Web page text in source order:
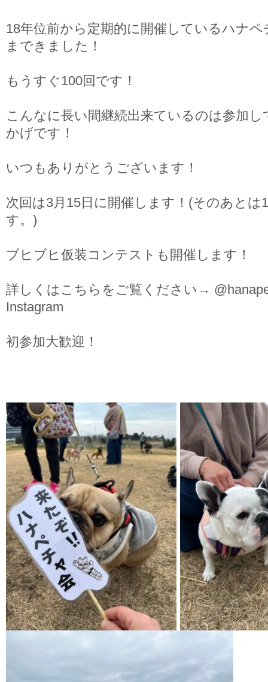
18年位前から定期的に開催しているハナ
まできました！
もうすぐ100回です！
こんなに長い間継続出来ているのは参加
かげです！
いつもありがとうございます！
次回は3月15日に開催します！(そのあと
す。)
ブヒブヒ仮装コンテストも開催します！
詳しくはこちらをご覧ください→
Instagram
初参加大歓迎！